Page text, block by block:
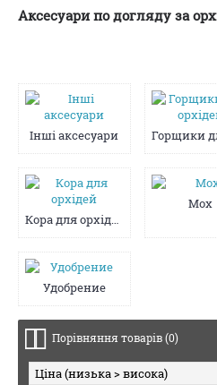
Аксесуари по догляду за
Iнші аксесуари
Кора для орхiдей
Мох
Удобрение
Порівняння товарів (0)